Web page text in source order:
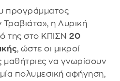
προγράμματος
Τραβιάτα», η Λυρική
της στο ΚΠΙΣΝ 20
, ώστε οι μικροί
μαθήτριες να γνωρίσουν
πολυμεσική αφήγηση,